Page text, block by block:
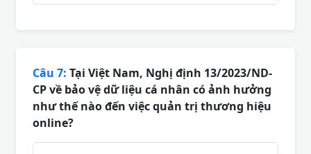
Câu 7: Tại Việt Nam, Nghị định 13/2023/ND-
CP về bảo vệ dữ liệu cá nhân có ảnh hưởng
như thế nào đến việc quản trị thương hiệu
online?